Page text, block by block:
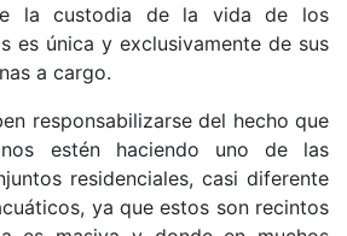
la custodia de la vida de los
es única y exclusivamente de sus
a cargo.
responsabilizarse del hecho que
estén haciendo uno de las
residenciales, casi diferente
ya que estos son recintos